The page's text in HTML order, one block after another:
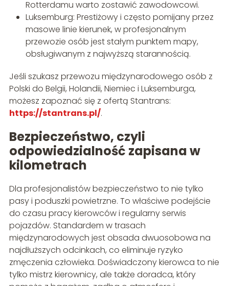
Rotterdamu warto zostawić zawodowcowi.
Luksemburg: Prestiżowy i często pomijany przez
masowe linie kierunek, w profesjonalnym
przewozie osób jest stałym punktem mapy,
obsługiwanym z najwyższą starannością.
Jeśli szukasz przewozu międzynarodowego osób z
Polski do Belgii, Holandii, Niemiec i Luksemburga,
możesz zapoznać się z ofertą Stantrans:
https://stantrans.pl/.
Bezpieczeństwo, czyli
odpowiedzialność zapisana w
kilometrach
Dla profesjonalistów bezpieczeństwo to nie tylko
pasy i poduszki powietrzne. To właściwe podejście
do czasu pracy kierowców i regularny serwis
pojazdów. Standardem w trasach
międzynarodowych jest obsada dwuosobowa na
najdłuższych odcinkach, co eliminuje ryzyko
zmęczenia człowieka. Doświadczony kierowca to nie
tylko mistrz kierownicy, ale także doradca, który